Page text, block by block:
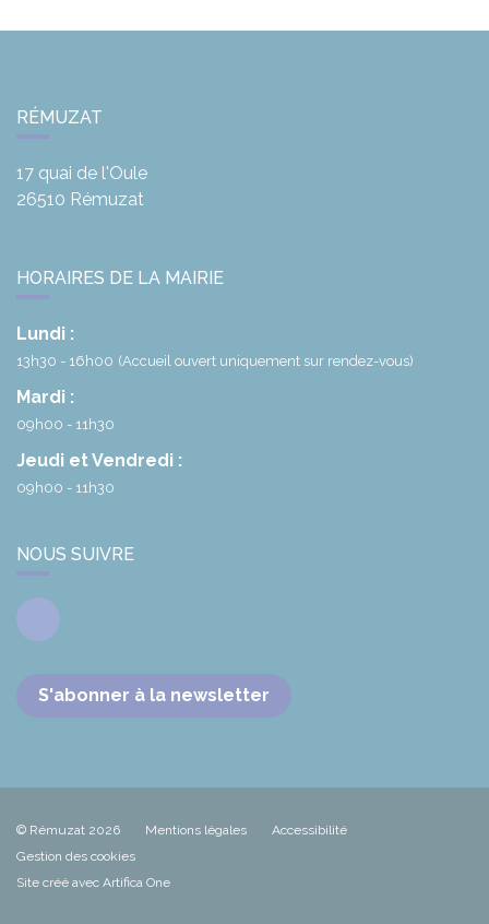
RÉMUZAT
17 quai de l'Oule
26510 Rémuzat
HORAIRES DE LA MAIRIE
Lundi :
13h30 - 16h00 (Accueil ouvert uniquement sur rendez-vous)
Mardi :
09h00 - 11h30
Jeudi et Vendredi :
09h00 - 11h30
NOUS SUIVRE
Facebook
S'abonner à la newsletter
© Rémuzat 2026 Mentions légales
Accessibilité
Gestion des cookies
Site créé avec Artifica One